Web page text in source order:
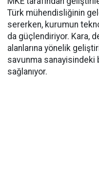
Türk mühendisliğinin
sererken, kurumun
da güçlendiriyor. Kara,
alanlarına yönelik
savunma sanayisindeki
sağlanıyor.